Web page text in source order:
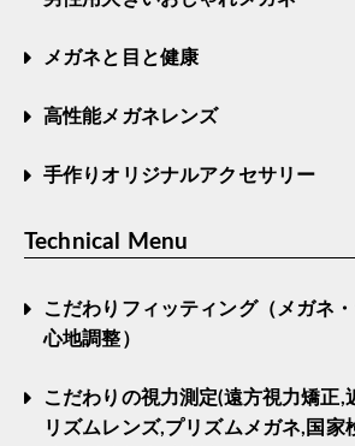
メガネと目と健康
高性能メガネレンズ
手作りオリジナルアクセサリー
Technical Menu
こだわりフィッティング（メガネ
心地調整）
こだわりの視力測定(遠方視力矯正,
リズムレンズ,プリズムメガネ,国家